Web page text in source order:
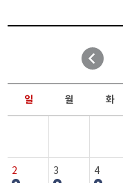
일 월 화
2 3 4